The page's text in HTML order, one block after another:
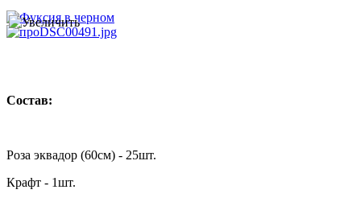
Состав:
Роза эквадор (60см) - 25шт.
Крафт - 1шт.